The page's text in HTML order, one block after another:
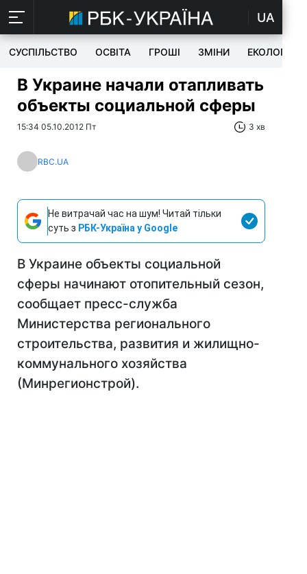
UA
СУСПІЛЬСТВО ОСВІТА ГРОШІ ЗМІНИ ЕКОЛОГІЯ
В Украине начали отапливать
объекты социальной сферы
15:34 05.10.2012 Пт 3 хв
RBC.UA
Не витрачай час на шум! Читай тільки
суть з РБК-Україна у Google
В Украине объекты социальной
сферы начинают отопительный сезон,
сообщает пресс-служба
Министерства регионального
строительства, развития и жилищно-
коммунального хозяйства
(Минрегионстрой).